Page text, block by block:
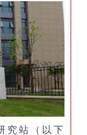
究站（以下